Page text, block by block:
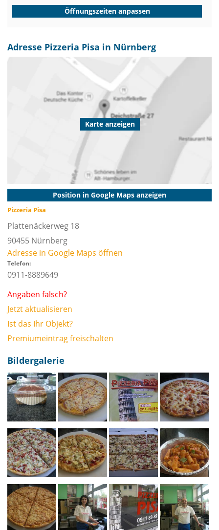
Öffnungszeiten anpassen
Adresse Pizzeria Pisa in Nürnberg
Karte anzeigen
Position in Google Maps anzeigen
Pizzeria Pisa
Plattenäckerweg 18
90455 Nürnberg
Adresse in Google Maps öffnen
Telefon:
0911-8889649
Angaben falsch?
Jetzt aktualisieren
Ist das Ihr Objekt?
Premiumeintrag freischalten
Bildergalerie